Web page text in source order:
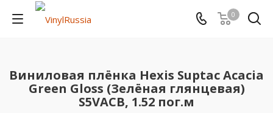
0
Виниловая плёнка Hexis Suptac Acacia
Green Gloss (Зелёная глянцевая)
S5VACB, 1.52 пог.м